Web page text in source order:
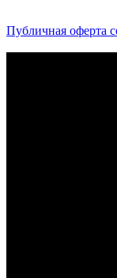
Публичная оферта